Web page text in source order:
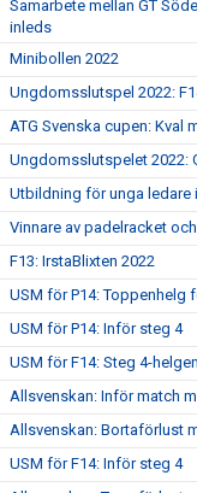
Samarbete mellan GT
inleds
Minibollen 2022
Ungdomsslutspel 2022:
ATG Svenska cupen: Kval
Ungdomsslutspelet 2022:
Utbildning för unga ledare
Vinnare av padelracket
F13: IrstaBlixten 2022
USM för P14: Toppenhelg
USM för P14: Inför steg 4
USM för F14: Steg 4-
Allsvenskan: Inför match
Allsvenskan: Bortaförlust
USM för F14: Inför steg 4